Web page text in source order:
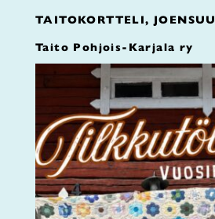
TAITOKORTTELI, JOENSUU
Taito Pohjois-Karjala ry